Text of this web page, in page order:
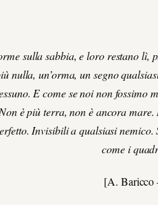
sulla sabbia, e loro restano lì,
nulla, un’orma, un segno
E come se noi non fossimo
è più terra, non è ancora mare.
Invisibili a qualsiasi nemico.
come i
[A. Baricco